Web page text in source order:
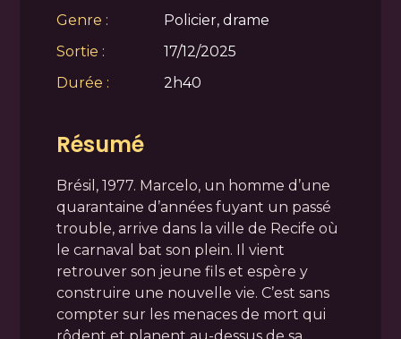
Genre :
Policier, drame
Sortie :
17/12/2025
Durée :
2h40
Résumé
Brésil, 1977. Marcelo, un homme d’une
quarantaine d’années fuyant un passé
trouble, arrive dans la ville de Recife où
le carnaval bat son plein. Il vient
retrouver son jeune fils et espère y
construire une nouvelle vie. C’est sans
compter sur les menaces de mort qui
rôdent et planent au-dessus de sa